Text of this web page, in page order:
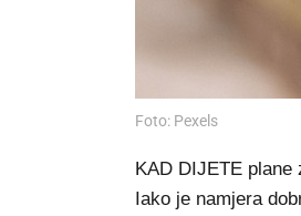
Foto: Pexels
KAD DIJETE
Iako je namjera